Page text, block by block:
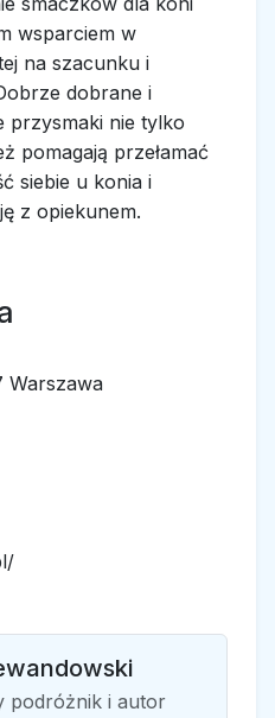
wsparciem w
na szacunku i
dobrane i
przysmaki nie tylko
pomagają przełamać
siebie u konia i
z opiekunem.
Warszawa
podróżnik i autor